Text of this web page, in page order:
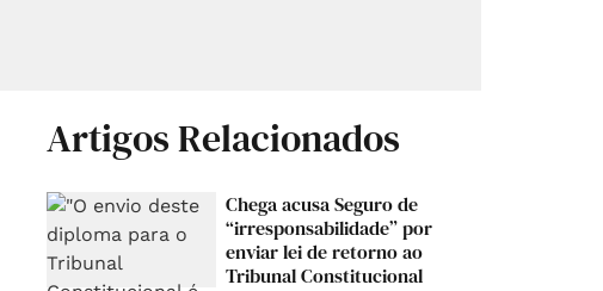
Artigos Relacionados
Chega acusa Seguro de
“irresponsabilidade” por
enviar lei de retorno ao
Tribunal Constitucional